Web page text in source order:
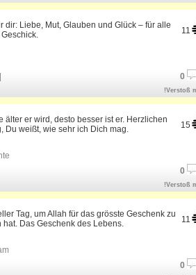
11
dir: Liebe, Mut, Glauben und Glück – für alle
0
!Verstoß
15
älter er wird, desto besser ist er. Herzlichen
Du weißt, wie sehr ich Dich mag.
0
!Verstoß
11
Tag, um Allah für das grösste Geschenk zu
Das Geschenk des Lebens.
0